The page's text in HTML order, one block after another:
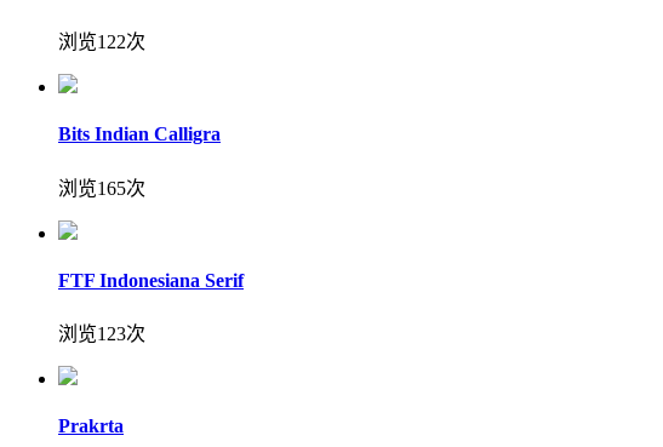
浏览122次
Bits Indian Calligra
浏览165次
FTF Indonesiana Serif
浏览123次
Prakrta